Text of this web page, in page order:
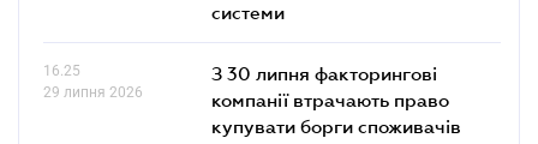
системи
16.25
29 липня 2026
З 30 липня факторингові
компанії втрачають право
купувати борги споживачів